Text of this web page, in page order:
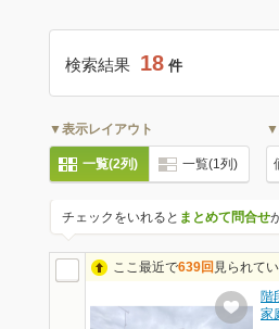
検索結果 18 件
▼表示レイアウト
一覧(2列) 一覧(1列)
▼
チェックをいれると まとめて問合せ
ここ最近で639回 見られて
階
家